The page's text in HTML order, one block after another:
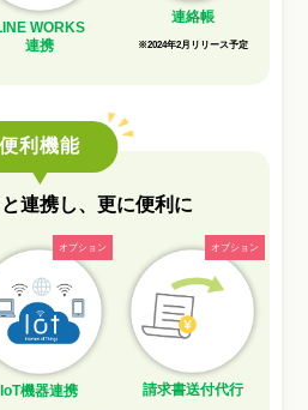
WORKS
連携
連絡帳
※2024年2月リリース予定
便利機能
連携し、更に便利に
IoT機器連携 請求書送付代行